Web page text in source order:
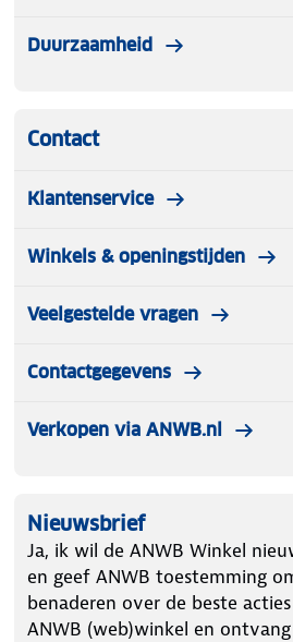
Duurzaamheid
Contact
Klantenservice
Winkels & openingstijden
Veelgestelde vragen
Contactgegevens
Verkopen via ANWB.nl
Nieuwsbrief
Ja, ik wil de ANWB Winkel
en geef ANWB toestemming
benaderen over de beste
ANWB (web)winkel en